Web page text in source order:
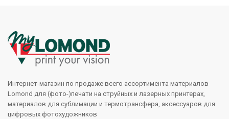
Интернет-магазин по продаже всего ассортимента материалов
Lomond для (фото-)печати на струйных и лазерных принтерах,
материалов для сублимации и термотрансфера, аксессуаров для
цифровых фотохудожников